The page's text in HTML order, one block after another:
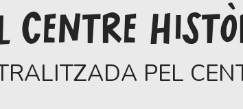
CENTRE
PEL